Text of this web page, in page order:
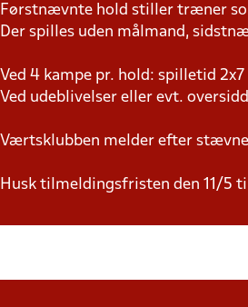
Førstnævnte hold stiller træner
Der spilles uden målmand,
Ved 4 kampe pr. hold: spilletid
Ved udeblivelser eller evt.
Værtsklubben melder efter
Husk tilmeldingsfristen den 11/5